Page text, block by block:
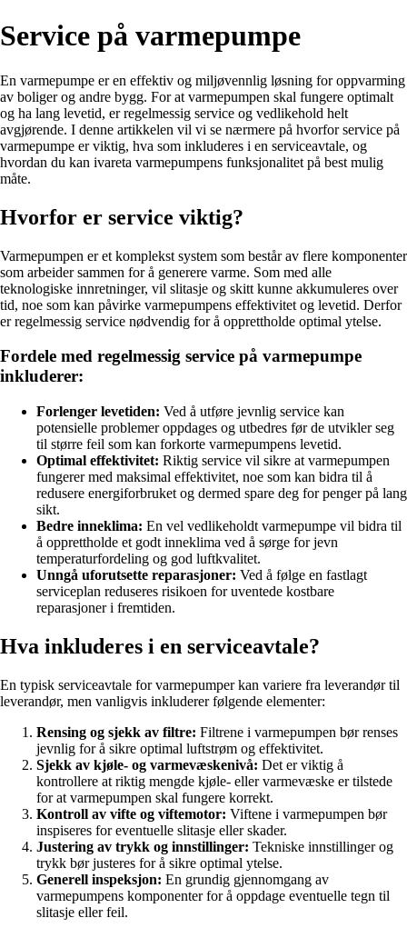
Service på varmepumpe
En varmepumpe er en effektiv og miljøvennlig løsning for oppvarming
av boliger og andre bygg. For at varmepumpen skal fungere optimalt
og ha lang levetid, er regelmessig service og vedlikehold helt
avgjørende. I denne artikkelen vil vi se nærmere på hvorfor service på
varmepumpe er viktig, hva som inkluderes i en serviceavtale, og
hvordan du kan ivareta varmepumpens funksjonalitet på best mulig
måte.
Hvorfor er service viktig?
Varmepumpen er et komplekst system som består av flere komponenter
som arbeider sammen for å generere varme. Som med alle
teknologiske innretninger, vil slitasje og skitt kunne akkumuleres over
tid, noe som kan påvirke varmepumpens effektivitet og levetid. Derfor
er regelmessig service nødvendig for å opprettholde optimal ytelse.
Fordele med regelmessig service på varmepumpe
inkluderer:
Forlenger levetiden: Ved å utføre jevnlig service kan
potensielle problemer oppdages og utbedres før de utvikler seg
til større feil som kan forkorte varmepumpens levetid.
Optimal effektivitet: Riktig service vil sikre at varmepumpen
fungerer med maksimal effektivitet, noe som kan bidra til å
redusere energiforbruket og dermed spare deg for penger på lang
sikt.
Bedre inneklima: En vel vedlikeholdt varmepumpe vil bidra til
å opprettholde et godt inneklima ved å sørge for jevn
temperaturfordeling og god luftkvalitet.
Unngå uforutsette reparasjoner: Ved å følge en fastlagt
serviceplan reduseres risikoen for uventede kostbare
reparasjoner i fremtiden.
Hva inkluderes i en serviceavtale?
En typisk serviceavtale for varmepumper kan variere fra leverandør til
leverandør, men vanligvis inkluderer følgende elementer:
Rensing og sjekk av filtre: Filtrene i varmepumpen bør renses
jevnlig for å sikre optimal luftstrøm og effektivitet.
Sjekk av kjøle- og varmevæskenivå: Det er viktig å
kontrollere at riktig mengde kjøle- eller varmevæske er tilstede
for at varmepumpen skal fungere korrekt.
Kontroll av vifte og viftemotor: Viftene i varmepumpen bør
inspiseres for eventuelle slitasje eller skader.
Justering av trykk og innstillinger: Tekniske innstillinger og
trykk bør justeres for å sikre optimal ytelse.
Generell inspeksjon: En grundig gjennomgang av
varmepumpens komponenter for å oppdage eventuelle tegn til
slitasje eller feil.